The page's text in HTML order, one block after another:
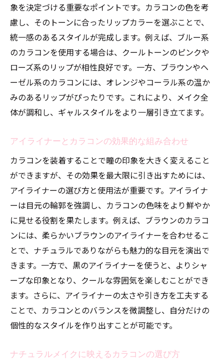
象を決定づける重要なポイントです。カラコンの色を考
慮し、そのトーンに合ったリップカラーを選ぶことで、
統一感のあるスタイルが完成します。例えば、ブルー系
のカラコンを使用する場合は、クールトーンのピンクや
ローズ系のリップが相性良好です。一方、ブラウンやヘ
ーゼル系のカラコンには、オレンジやコーラル系の温か
みのあるリップがぴったりです。これにより、メイク全
体が調和し、ギャルスタイルをより一層引き立てます。
アイライナーとカラコンの効果的な組み合わせ
カラコンを装着することで瞳の印象を大きく変えること
ができますが、その効果を最大限に引き出すためには、
アイライナーの選び方と使用法が重要です。アイライナ
ーは目元の輪郭を強調し、カラコンの色味をより鮮やか
に見せる役割を果たします。例えば、ブラウンのカラコ
ンには、柔らかいブラウンのアイライナーを合わせるこ
とで、ナチュラルでありながらも魅力的な目元を演出で
きます。一方で、黒のアイライナーを使うと、よりシャ
ープな印象となり、クールな雰囲気を楽しむことができ
ます。さらに、アイライナーの太さや引き方を工夫する
ことで、カラコンとのバランスを微調整し、自分だけの
個性的なスタイルを作り出すことが可能です。
ナチュラルメイクに映えるカラコンの選び方